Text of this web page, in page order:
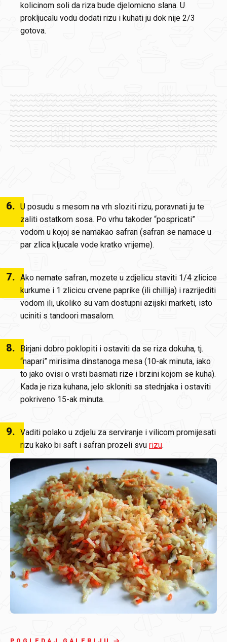
kolicinom soli da riza bude djelomicno slana. U
prokljucalu vodu dodati rizu i kuhati ju dok nije 2/3
gotova.
6. U posudu s mesom na vrh sloziti rizu, poravnati ju te
zaliti ostatkom sosa. Po vrhu takoder “pospricati”
vodom u kojoj se namakao safran (safran se namace u
par zlica kljucale vode kratko vrijeme).
7. Ako nemate safran, mozete u zdjelicu staviti 1/4 zlicice
kurkume i 1 zlicicu crvene paprike (ili chillija) i razrijediti
vodom ili, ukoliko su vam dostupni azijski marketi, isto
uciniti s tandoori masalom.
8.
Birjani dobro poklopiti i ostaviti da se riza dokuha, tj.
“napari” mirisima dinstanoga mesa (10-ak minuta, iako
to jako ovisi o vrsti basmati rize i brzini kojom se kuha).
Kada je riza kuhana, jelo skloniti sa stednjaka i ostaviti
pokriveno 15-ak minuta.
9. Vaditi polako u zdjelu za serviranje i vilicom promijesati
rizu kako bi saft i safran prozeli svu rizu.